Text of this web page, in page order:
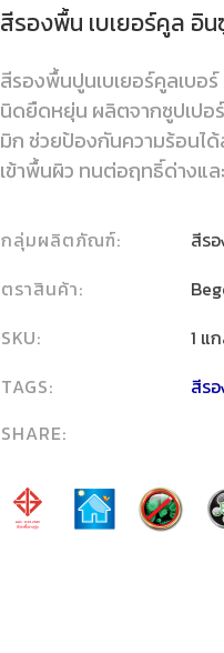
สีรองพื้น เบเยอร์คูล อิ
สีรองพื้นปูนเบเยอร์คูลเบ
นิดยืดหยุ่น ผลิตจากซูปเปอร์
มิก ช่วยป้องกันความร้อนไ
เข้าพื้นผิว ทนต่อฤทธิ์ด่างแ
กลุ่มผลิตภัณฑ์:
สีร
ตราสินค้า:
SKU:
1 แ
TAGS:
สีร
SHARE: